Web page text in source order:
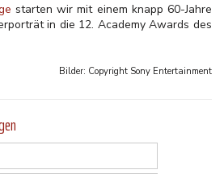
starten wir mit einem knapp 60-Jahre
in die 12. Academy Awards des
Bilder: Copyright Sony Entertainment